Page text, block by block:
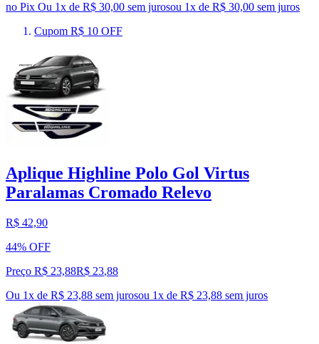
no Pix Ou 1x de R$ 30,00 sem jurosou 1x de R$ 30,00 sem juros
Cupom R$ 10 OFF
Aplique Highline Polo Gol Virtus
Paralamas Cromado Relevo
R$ 42,90
44% OFF
Preço R$ 23,88R$ 23,88
Ou 1x de R$ 23,88 sem jurosou 1x de R$ 23,88 sem juros